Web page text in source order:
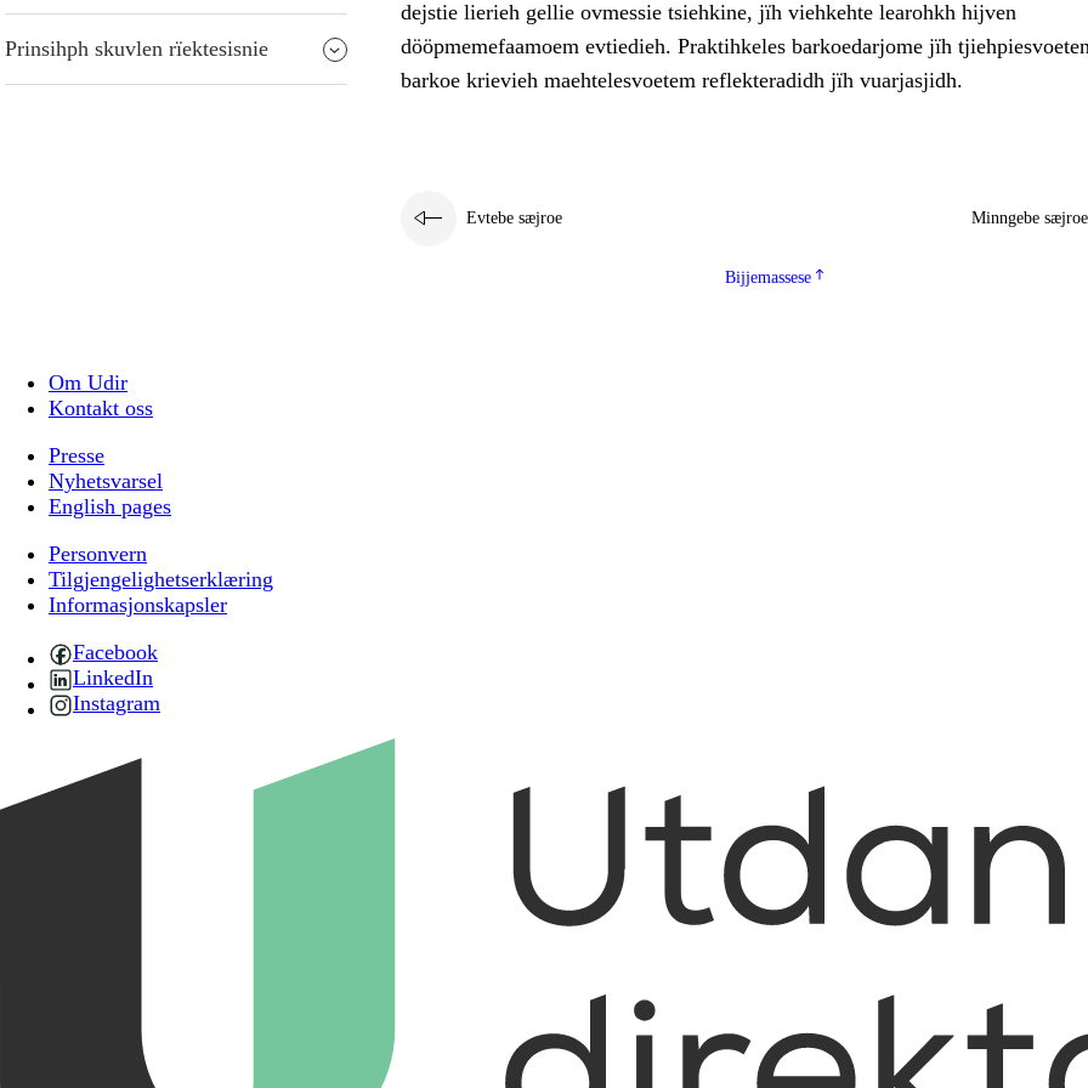
Prinsihph skuvlen rïektesisnie
dejstie lierieh gellie ovmessie tsiehkine, jïh viehkehte learohkh hijven
dööpmemefaamoem evtiedieh. Praktihkeles barkoedarjome jïh
barkoe krievieh maehtelesvoetem reflekteradidh jïh vuarjasjidh.
Evtebe sæjroe Minngebe sæjroe
Bijjemassese
Om Udir
Kontakt oss
Presse
Nyhetsvarsel
English pages
Personvern
Tilgjengelighetserklæring
Informasjonskapsler
Facebook
LinkedIn
Instagram